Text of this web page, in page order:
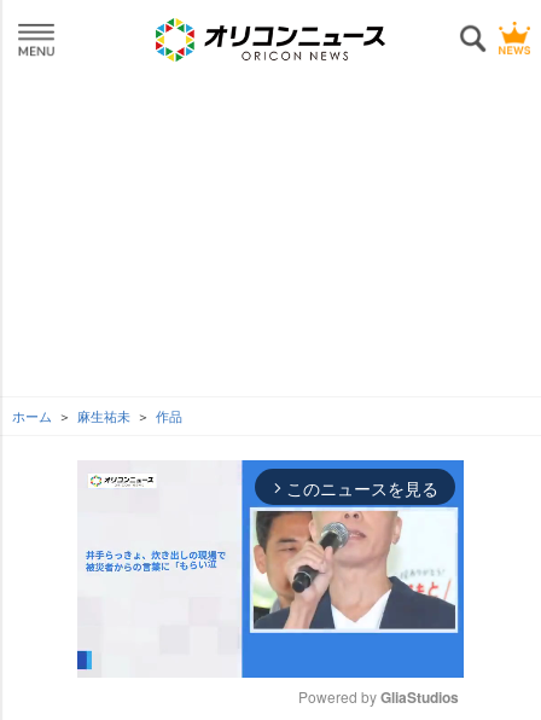
ホーム 麻生祐未 作品
arrow_forward_ios このニュースを見る
Powered by GliaStudios